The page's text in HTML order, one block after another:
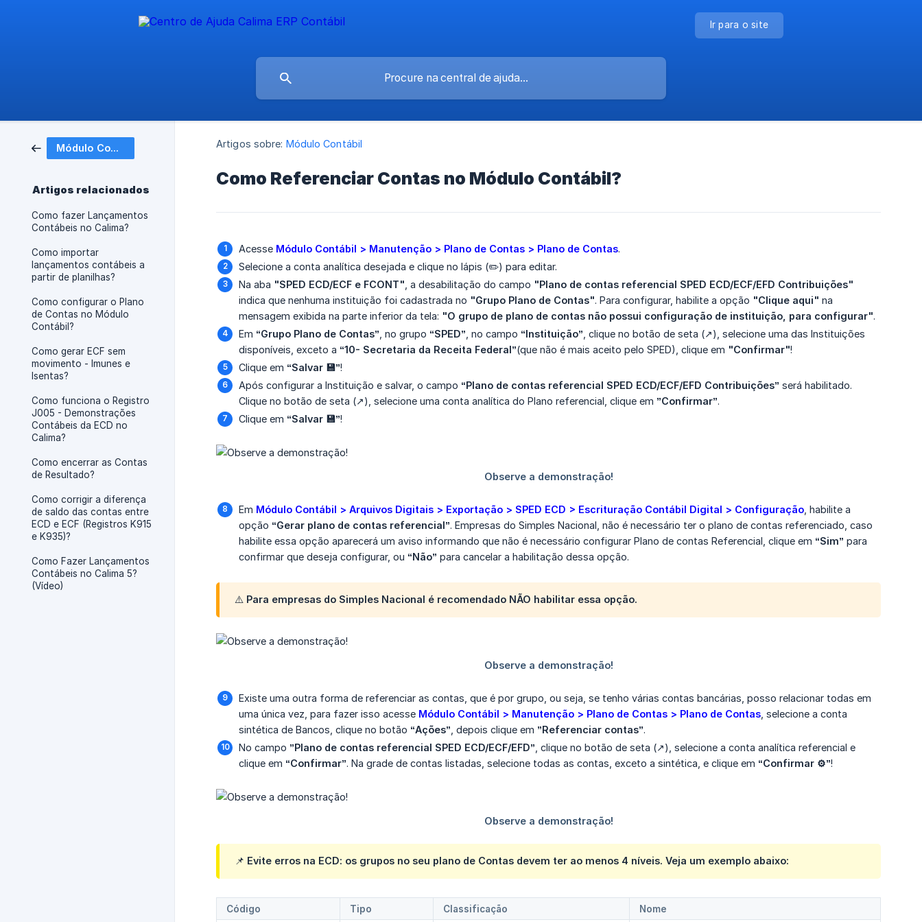
Ir para o site
Módulo Contábil
Artigos relacionados
Como fazer Lançamentos
Contábeis no Calima?
Como importar
lançamentos contábeis a
partir de planilhas?
Como configurar o Plano
de Contas no Módulo
Contábil?
Como gerar ECF sem
movimento - Imunes e
Isentas?
Como funciona o Registro
J005 - Demonstrações
Contábeis da ECD no
Calima?
Como encerrar as Contas
de Resultado?
Como corrigir a diferença
de saldo das contas entre
ECD e ECF (Registros K915
e K935)?
Como Fazer Lançamentos
Contábeis no Calima 5?
(Vídeo)
Artigos sobre: Módulo Contábil
Como Referenciar Contas no Módulo Contábil?
Acesse Módulo Contábil > Manutenção > Plano de Contas > Plano de Contas.
Selecione a conta analítica desejada e clique no lápis (✏️) para editar.
Na aba "SPED ECD/ECF e FCONT" , a desabilitação do campo "Plano de contas referencial SPED ECD/ECF/EFD Contribuições"
indica que nenhuma instituição foi cadastrada no "Grupo Plano de Contas". Para configurar, habilite a opção "Clique aqui" na
mensagem exibida na parte inferior da tela: "O grupo de plano de contas não possui configuração de instituição, para configurar".
Em “Grupo Plano de Contas” , no grupo “SPED” , no campo “Instituição” , clique no botão de seta (↗️), selecione uma das Instituições
disponíveis, exceto a “10- Secretaria da Receita Federal”(que não é mais aceito pelo SPED), clique em "Confirmar"!
Clique em “Salvar 💾”!
Após configurar a Instituição e salvar, o campo “Plano de contas referencial SPED ECD/ECF/EFD Contribuições” será habilitado.
Clique no botão de seta (↗️), selecione uma conta analítica do Plano referencial, clique em ”Confirmar”.
Clique em “Salvar 💾”!
Em Módulo Contábil > Arquivos Digitais > Exportação > SPED ECD > Escrituração Contábil Digital > Configuração , habilite a
opção “Gerar plano de contas referencial”. Empresas do Simples Nacional, não é necessário ter o plano de contas referenciado, caso
habilite essa opção aparecerá um aviso informando que não é necessário configurar Plano de contas Referencial, clique em “Sim” para
confirmar que deseja configurar, ou “Não” para cancelar a habilitação dessa opção.
⚠️ Para empresas do Simples Nacional é recomendado NÃO habilitar essa opção.
Existe uma outra forma de referenciar as contas, que é por grupo, ou seja, se tenho várias contas bancárias, posso relacionar todas em
uma única vez, para fazer isso acesse Módulo Contábil > Manutenção > Plano de Contas > Plano de Contas , selecione a conta
sintética de Bancos, clique no botão “Ações” , depois clique em ”Referenciar contas”.
No campo ”Plano de contas referencial SPED ECD/ECF/EFD” , clique no botão de seta (↗️), selecione a conta analítica referencial e
clique em “Confirmar”. Na grade de contas listadas, selecione todas as contas, exceto a sintética, e clique em “Confirmar ⚙️”!
📌 Evite erros na ECD: os grupos no seu plano de Contas devem ter ao menos 4 níveis. Veja um exemplo abaixo:
Código Tipo Classificação
Nome